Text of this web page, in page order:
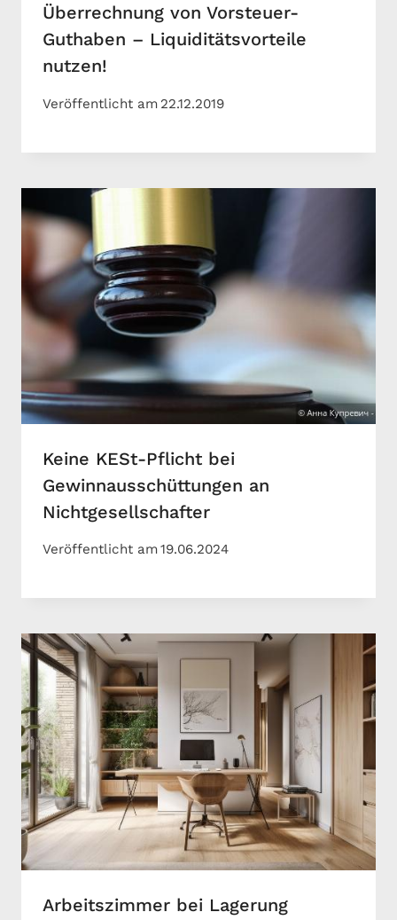
Überrechnung von Vorsteuer-
Guthaben – Liquiditätsvorteile
nutzen!
Veröffentlicht am 22.12.2019
Keine KESt-Pflicht bei
Gewinnausschüttungen an
Nichtgesellschafter
Veröffentlicht am19.06.2024
Arbeitszimmer bei Lagerung